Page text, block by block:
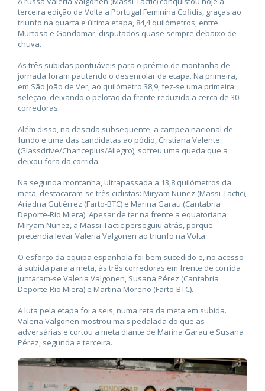
terceira edição da Volta a Portugal Feminina Cofidis, graças ao
triunfo na quarta e última etapa, 84,4 quilómetros, entre
Murtosa e Gondomar, disputados quase sempre debaixo de
chuva.
As três subidas pontuáveis para o prémio de montanha de
jornada foram pautando o desenrolar da etapa. Na primeira,
em São João de Ver, ao quilómetro 38,9, fez-se uma primeira
seleção, deixando o pelotão da frente reduzido a cerca de 30
corredoras.
Além disso, na descida subsequente, a campeã nacional de
fundo e uma das candidatas ao pódio, Cristiana Valente
(Glassdrive/Chanceplus/Allegro), sofreu uma queda que a
deixou fora da corrida.
Na segunda montanha, ultrapassada a 13,8 quilómetros da
meta, destacaram-se três ciclistas: Miryam Nuñez (Massi-Tactic),
Ariadna Gutiérrez (Farto-BTC) e Marina Garau (Cantabria
Deporte-Rio Miera). Apesar de ter na frente a equatoriana
Miryam Nuñez, a Massi-Tactic perseguiu atrás, porque
pretendia levar Valeria Valgonen ao triunfo na Volta.
O esforço da equipa espanhola foi bem sucedido e, no acesso
à subida para a meta, às três corredoras em frente de corrida
juntaram-se Valeria Valgonen, Susana Pérez (Cantabria
Deporte-Rio Miera) e Martina Moreno (Farto-BTC).
A luta pela etapa foi a seis, numa reta da meta em subida.
Valeria Valgonen mostrou mais pedalada do que as
adversárias e cortou a meta diante de Marina Garau e Susana
Pérez, segunda e terceira.